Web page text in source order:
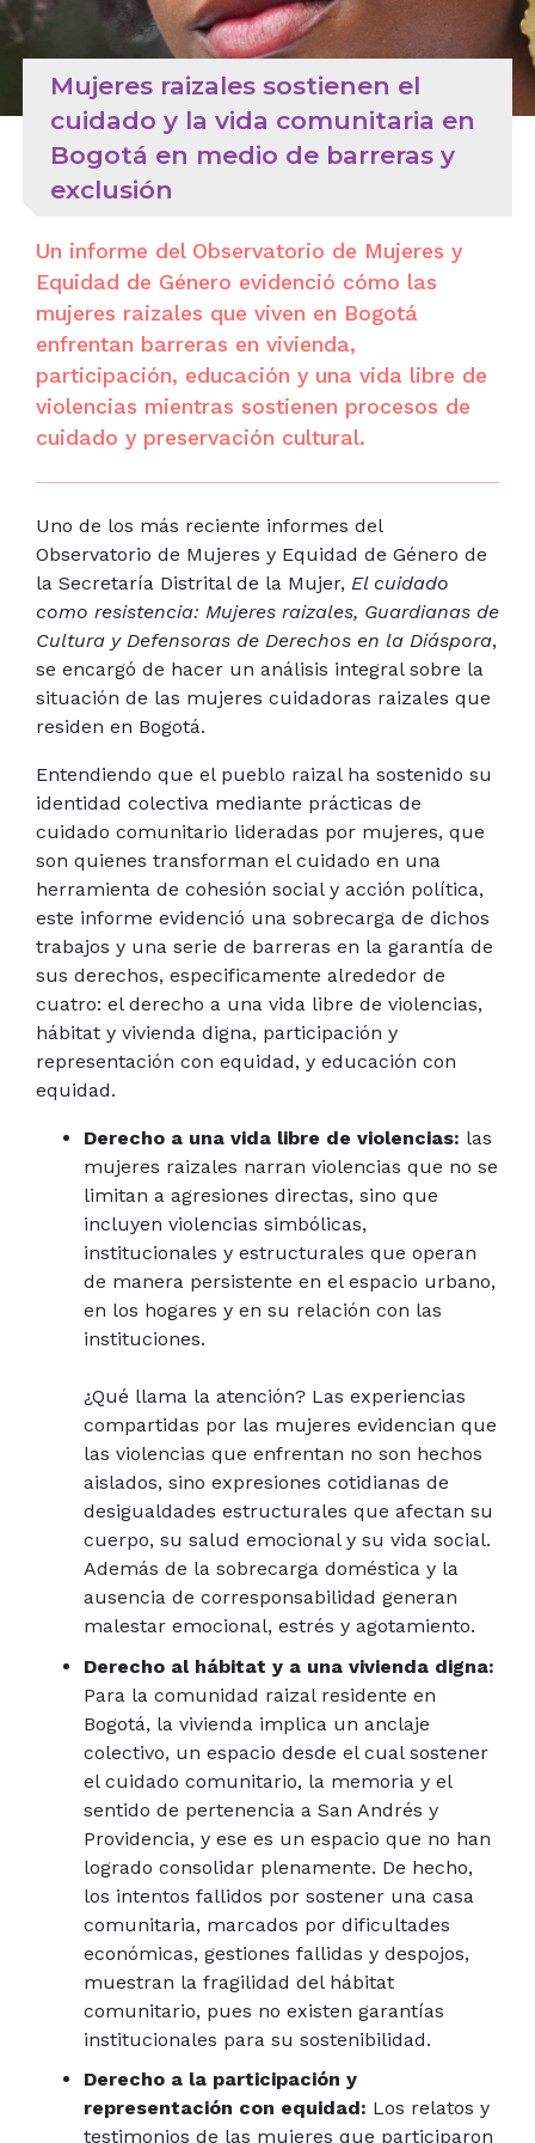
Mujeres raizales sostienen el
cuidado y la vida comunitaria en
Bogotá en medio de barreras y
exclusión
Un informe del Observatorio de Mujeres y
Equidad de Género evidenció cómo las
mujeres raizales que viven en Bogotá
enfrentan barreras en vivienda,
participación, educación y una vida libre de
violencias mientras sostienen procesos de
cuidado y preservación cultural.
Uno de los más reciente informes del
Observatorio de Mujeres y Equidad de Género de
la Secretaría Distrital de la Mujer, El cuidado
como resistencia: Mujeres raizales, Guardianas de
Cultura y Defensoras de Derechos en la Diáspora,
se encargó de hacer un análisis integral sobre la
situación de las mujeres cuidadoras raizales que
residen en Bogotá.
Entendiendo que el pueblo raizal ha sostenido su
identidad colectiva mediante prácticas de
cuidado comunitario lideradas por mujeres, que
son quienes transforman el cuidado en una
herramienta de cohesión social y acción política,
este informe evidenció una sobrecarga de dichos
trabajos y una serie de barreras en la garantía de
sus derechos, especificamente alrededor de
cuatro: el derecho a una vida libre de violencias,
hábitat y vivienda digna, participación y
representación con equidad, y educación con
equidad.
Derecho a una vida libre de violencias: las
mujeres raizales narran violencias que no se
limitan a agresiones directas, sino que
incluyen violencias simbólicas,
institucionales y estructurales que operan
de manera persistente en el espacio urbano,
en los hogares y en su relación con las
instituciones.
¿Qué llama la atención? Las experiencias
compartidas por las mujeres evidencian que
las violencias que enfrentan no son hechos
aislados, sino expresiones cotidianas de
desigualdades estructurales que afectan su
cuerpo, su salud emocional y su vida social.
Además de la sobrecarga doméstica y la
ausencia de corresponsabilidad generan
malestar emocional, estrés y agotamiento.
Derecho al hábitat y a una vivienda digna:
Para la comunidad raizal residente en
Bogotá, la vivienda implica un anclaje
colectivo, un espacio desde el cual sostener
el cuidado comunitario, la memoria y el
sentido de pertenencia a San Andrés y
Providencia, y ese es un espacio que no han
logrado consolidar plenamente. De hecho,
los intentos fallidos por sostener una casa
comunitaria, marcados por dificultades
económicas, gestiones fallidas y despojos,
muestran la fragilidad del hábitat
comunitario, pues no existen garantías
institucionales para su sostenibilidad.
Derecho a la participación y
representación con equidad: Los relatos y
testimonios de las mujeres que participaron